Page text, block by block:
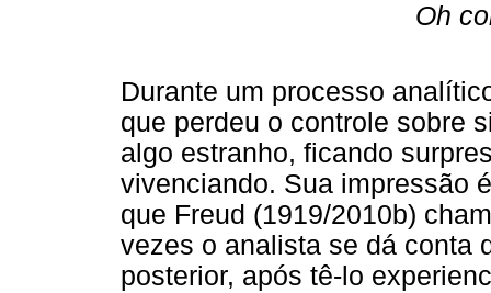
Oh
Durante um processo
que perdeu o controle sobre
algo estranho, ficando
vivenciando. Sua impressão
que Freud (1919/2010b)
vezes o analista se dá conta
posterior, após tê-lo